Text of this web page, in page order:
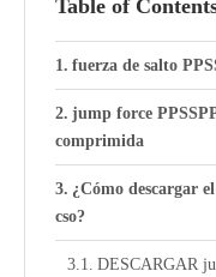
Table of
fuerza de salto
jump force
comprimida
¿Cómo descargar
cso?
DESCARGAR